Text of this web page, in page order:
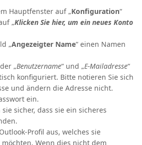
Hauptfenster auf „Konfiguration“
„Klicken Sie hier, um ein neues Konto
„Angezeigter Name“ einen Namen
„Benutzername“ und „E-Mailadresse“
konfiguriert. Bitte notieren Sie sich
und ändern die Adresse nicht.
ein.
sicher, dass sie ein sicheres
Profil aus, welches sie
Wenn dies nicht dem